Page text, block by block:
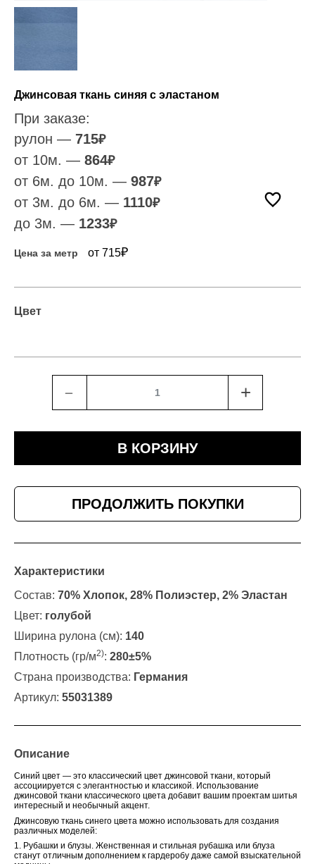
Джинсовая ткань синяя с эластаном
При заказе:
рулон — 715₽
от 10м. — 864₽
от 6м. до 10м. — 987₽
от 3м. до 6м. — 1110₽
до 3м. — 1233₽
Цена за метр от 715₽
Цвет
﹣ +
В КОРЗИНУ
ПРОДОЛЖИТЬ ПОКУПКИ
Характеристики
Состав: 70% Хлопок, 28% Полиэстер, 2% Эластан
Цвет: голубой
Ширина рулона (см): 140
Плотность (гр/м2): 280±5%
Страна производства: Германия
Артикул: 55031389
Описание
Синий цвет — это классический цвет джинсовой ткани, который
ассоциируется с элегантностью и классикой. Использование
джинсовой ткани классического цвета добавит вашим проектам шитья
интересный и необычный акцент.
Джинсовую ткань синего цвета можно использовать для создания
различных моделей:
1. Рубашки и блузы. Женственная и стильная рубашка или блуза
станут отличным дополнением к гардеробу даже самой взыскательной